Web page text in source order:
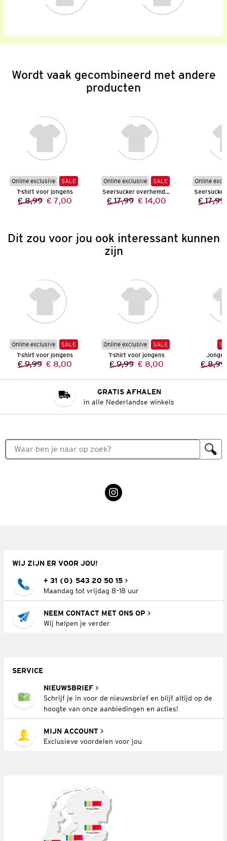
Wordt vaak gecombineerd met andere
producten
Online exclusive
SALE
T-shirt voor jongens
Vorige prijs:
€ 8,99 Nieuwe prijs:
€ 7,00
Online exclusive
SALE
Seersucker overhemd voor jongens
Vorige prijs:
€ 17,99 Nieuwe prijs:
€ 14,00
Online
€ 17,99
Dit zou voor jou ook interessant kunnen
zijn
Online exclusive
SALE
T-shirt voor jongens
Vorige prijs:
€ 9,99 Nieuwe prijs:
€ 8,00
Online exclusive
SALE
T-shirt voor jongens
Vorige prijs:
€ 9,99 Nieuwe prijs:
€ 8,00 € 8,99
GRATIS AFHALEN
in alle Nederlandse winkels
WIJ ZIJN ER VOOR JOU!
+ 31 (0) 543 20 50 15
Maandag tot vrijdag 8–18 uur
NEEM CONTACT MET ONS OP
Wij helpen je verder
SERVICE
NIEUWSBRIEF
Schrijf je in voor de nieuwsbrief en blijf altijd op de
hoogte van onze aanbiedingen en acties!
MIJN ACCOUNT
Exclusieve voordelen voor jou